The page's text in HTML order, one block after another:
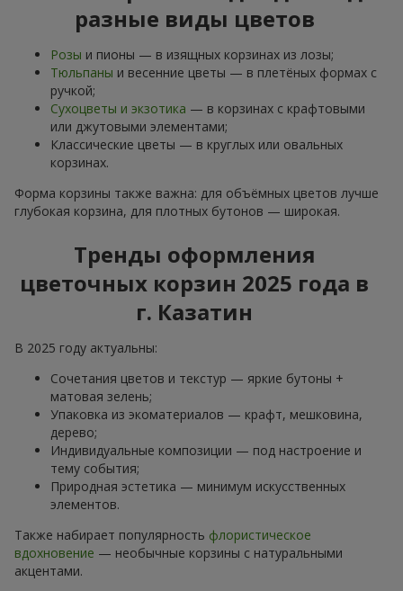
разные виды цветов
Розы и пионы — в изящных корзинах из лозы;
Тюльпаны и весенние цветы — в плетёных формах с
ручкой;
Сухоцветы и экзотика — в корзинах с крафтовыми
или джутовыми элементами;
Классические цветы — в круглых или овальных
корзинах.
Форма корзины также важна: для объёмных цветов лучше
глубокая корзина, для плотных бутонов — широкая.
Тренды оформления
цветочных корзин 2025 года в
г. Казатин
В 2025 году актуальны:
Сочетания цветов и текстур — яркие бутоны +
матовая зелень;
Упаковка из экоматериалов — крафт, мешковина,
дерево;
Индивидуальные композиции — под настроение и
тему события;
Природная эстетика — минимум искусственных
элементов.
Также набирает популярность флористическое
вдохновение — необычные корзины с натуральными
акцентами.